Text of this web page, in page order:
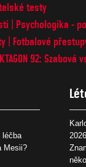
testy
Psychologika -
Fotbalové
92: Szabová
léčba
Mesii?
2026